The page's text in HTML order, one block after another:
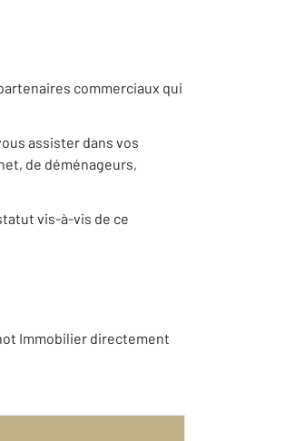
commerciaux qui
assister dans vos
de déménageurs,
vis-à-vis de ce
Immobilier directement